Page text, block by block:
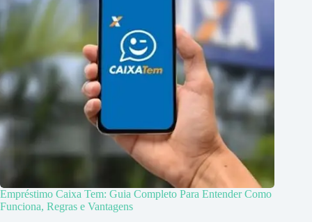
Empréstimo Caixa Tem: Guia Completo Para Entender Como
Funciona, Regras e Vantagens